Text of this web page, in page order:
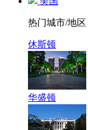
热门城市/地区
休斯顿
华盛顿